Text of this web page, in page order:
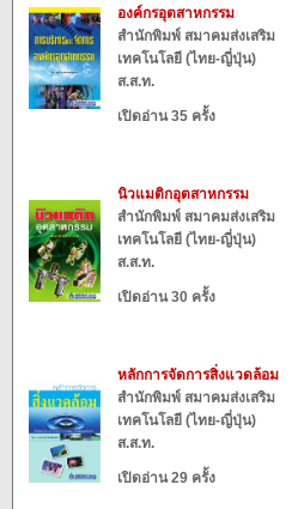
องค์กรอุตสาหกรรม
สำนักพิมพ์ สมาคมส่งเสริม
เทคโนโลยี (ไทย-ญี่ปุ่น)
ส.ส.ท.
เปิดอ่าน 35 ครั้ง
นิวแมติกอุตสาหกรรม
สำนักพิมพ์ สมาคมส่งเสริม
เทคโนโลยี (ไทย-ญี่ปุ่น)
ส.ส.ท.
เปิดอ่าน 30 ครั้ง
หลักการจัดการสิ่งแวดล้อม
สำนักพิมพ์ สมาคมส่งเสริม
เทคโนโลยี (ไทย-ญี่ปุ่น)
ส.ส.ท.
เปิดอ่าน 29 ครั้ง